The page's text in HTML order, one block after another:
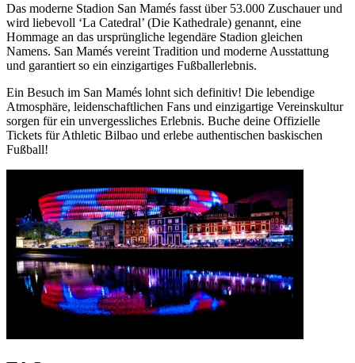
Das moderne Stadion San Mamés fasst über 53.000 Zuschauer und
wird liebevoll ‘La Catedral’ (Die Kathedrale) genannt, eine
Hommage an das ursprüngliche legendäre Stadion gleichen
Namens. San Mamés vereint Tradition und moderne Ausstattung
und garantiert so ein einzigartiges Fußballerlebnis.
Ein Besuch im San Mamés lohnt sich definitiv! Die lebendige
Atmosphäre, leidenschaftlichen Fans und einzigartige Vereinskultur
sorgen für ein unvergessliches Erlebnis. Buche deine Offizielle
Tickets für Athletic Bilbao und erlebe authentischen baskischen
Fußball!